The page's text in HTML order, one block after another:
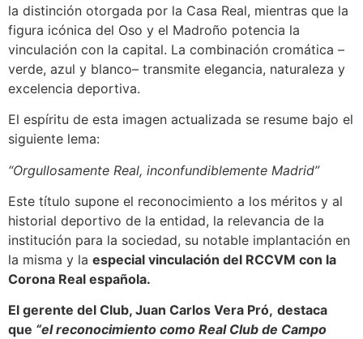
la distinción otorgada por la Casa Real, mientras que la
figura icónica del Oso y el Madroño potencia la
vinculación con la capital. La combinación cromática –
verde, azul y blanco– transmite elegancia, naturaleza y
excelencia deportiva.
El espíritu de esta imagen actualizada se resume bajo el
siguiente lema:
“Orgullosamente Real, inconfundiblemente Madrid”
Este título supone el reconocimiento a los méritos y al
historial deportivo de la entidad, la relevancia de la
institución para la sociedad, su notable implantación en
la misma y la especial vinculación del RCCVM con la
Corona Real española.
El gerente del Club, Juan Carlos Vera Pró, destaca
que “el reconocimiento como Real Club de Campo